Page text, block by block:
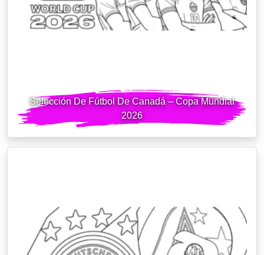
Selección De Fútbol De Canadá – Copa Mundial
2026